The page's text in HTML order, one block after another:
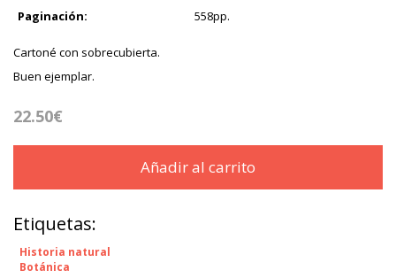
Paginación:
558pp.
Cartoné con sobrecubierta.
Buen ejemplar.
22.50€
Añadir al carrito
Etiquetas:
Historia natural
Botánica